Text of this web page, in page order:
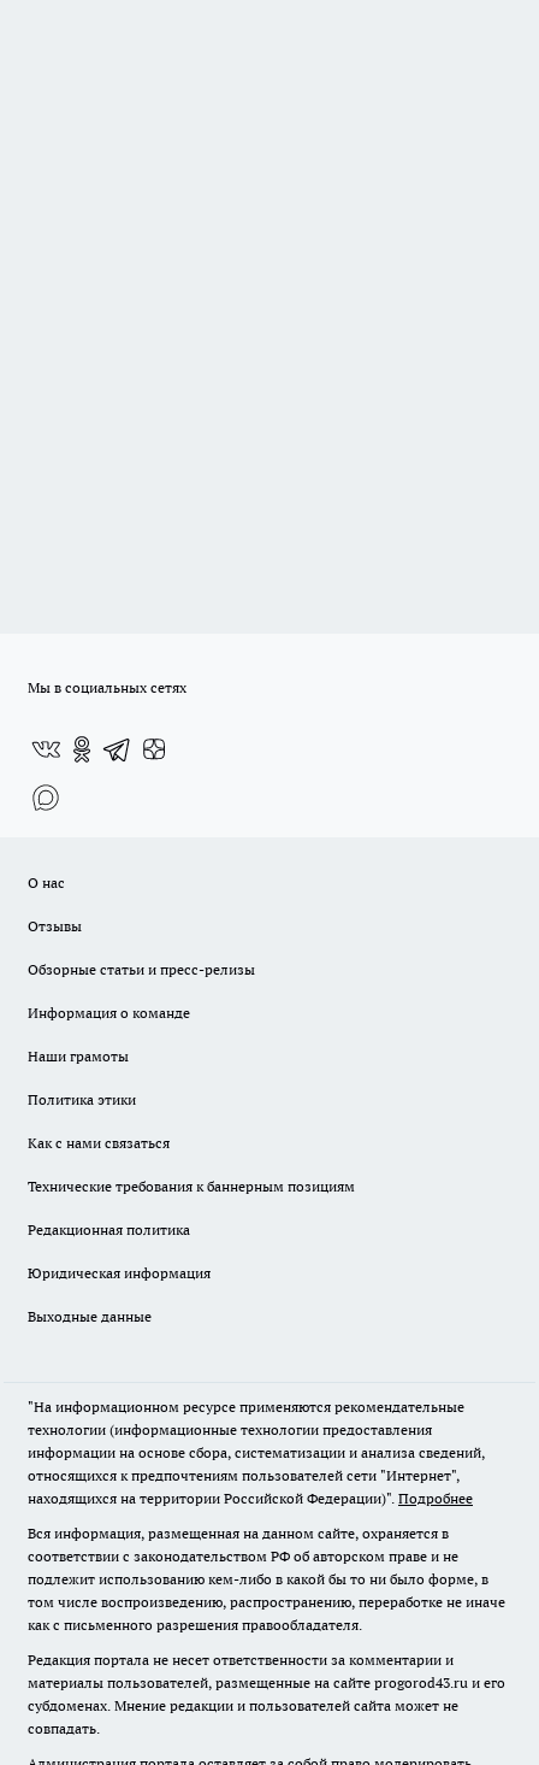
Мы в социальных сетях
О нас
Отзывы
Обзорные статьи и пресс-релизы
Информация о команде
Наши грамоты
Политика этики
Как с нами связаться
Технические требования к баннерным позициям
Редакционная политика
Юридическая информация
Выходные данные
"На информационном ресурсе применяются рекомендательные
технологии (информационные технологии предоставления
информации на основе сбора, систематизации и анализа сведений,
относящихся к предпочтениям пользователей сети "Интернет",
находящихся на территории Российской Федерации)". Подробнее
Вся информация, размещенная на данном сайте, охраняется в
соответствии с законодательством РФ об авторском праве и не
подлежит использованию кем-либо в какой бы то ни было форме, в
том числе воспроизведению, распространению, переработке не иначе
как с письменного разрешения правообладателя.
Редакция портала не несет ответственности за комментарии и
материалы пользователей, размещенные на сайте progorod43.ru и его
субдоменах. Мнение редакции и пользователей сайта может не
совпадать.